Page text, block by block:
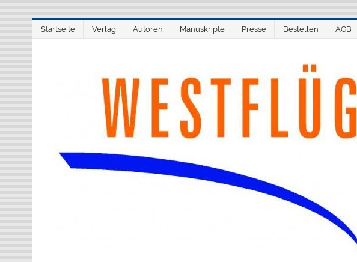
springen
Startseite Verlag Autoren Manuskripte Presse Bestellen AGB